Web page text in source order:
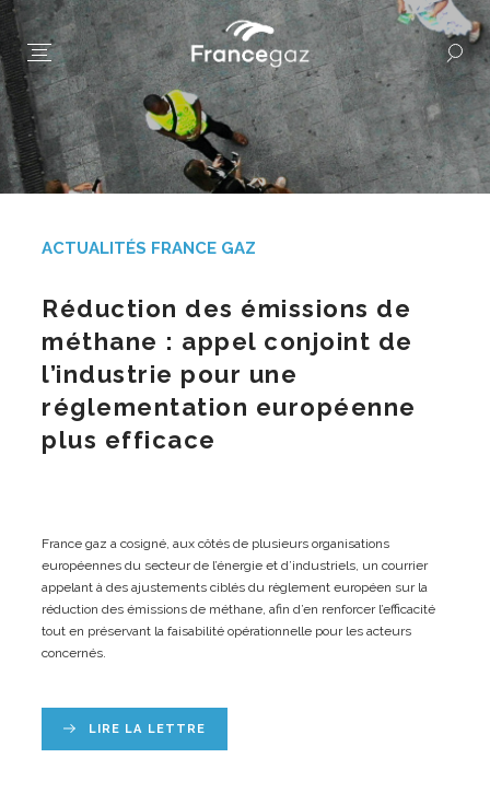
ACTUALITÉS FRANCE GAZ
Réduction des émissions de
méthane : appel conjoint de
l’industrie pour une
réglementation européenne
plus efficace
France gaz a cosigné, aux côtés de plusieurs organisations
européennes du secteur de l’énergie et d’industriels, un courrier
appelant à des ajustements ciblés du règlement européen sur la
réduction des émissions de méthane, afin d’en renforcer l’efficacité
tout en préservant la faisabilité opérationnelle pour les acteurs
concernés.
LIRE LA LETTRE